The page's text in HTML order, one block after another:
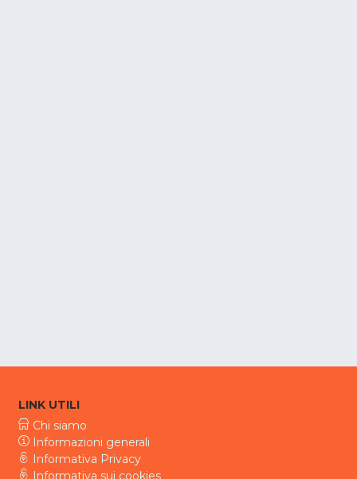
LINK UTILI
Chi siamo
Informazioni generali
Informativa Privacy